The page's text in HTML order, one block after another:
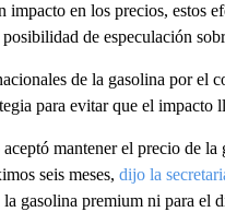
en los precios, estos
de especulación
de la gasolina por el
para evitar que el impacto
mantener el precio de
seis meses, dijo la
gasolina premium ni para el